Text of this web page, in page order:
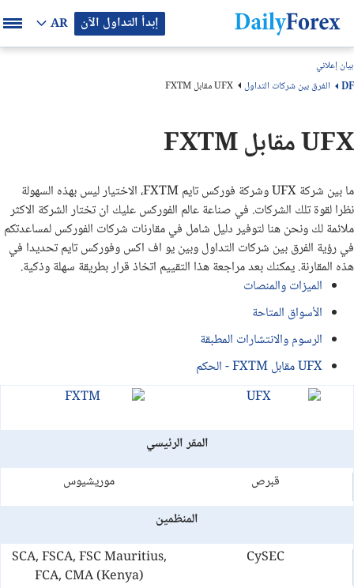
إبدأ التداول الآن AR
DF الفرق بين شركات التداول UFX مقابل FXTM
بيان إعلاني
UFX مقابل FXTM
ما بين شركة UFX وشركة فوركس تايم FXTM، الاختيار ليس بهذه السهولة
نظرا لقوة تلك الشركات. في صناعة عالم الفوركس عليك ان تختار الشركة الاكثر
ملائمة لك ونحن هنا لتوفير دليل شامل في مقارنات شركات الفوركس لمساعدتكم
في رؤية الفرق بين شركات التداول وبين يو اف اكس وفوركس تايم تحديدا في
هذه المقارنة. يمكنك بعد مراجعة هذا التقييم اتخاذ قرار بطريقة سهلة وذكية.
الميزات والمنصات
الأسواق المتاحة
الرسوم والانتشارات المطبقة
UFX مقابل FXTM - الحكم
المقر الرئيسي
قبرص
موريشيوس
المنظمين
CySEC
SCA, FSCA, FSC Mauritius,
FCA, CMA (Kenya)